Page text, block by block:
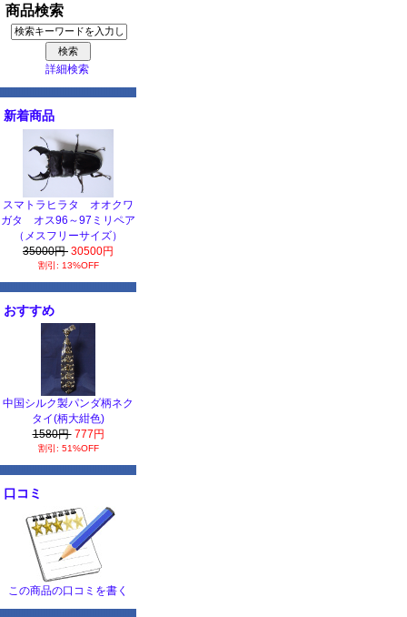
商品検索
詳細検索
新着商品
スマトラヒラタ オオクワ
ガタ オス96～97ミリペア
（メスフリーサイズ）
35000円 30500円
割引: 13%OFF
おすすめ
中国シルク製パンダ柄ネク
タイ(柄大紺色)
1580円 777円
割引: 51%OFF
口コミ
この商品の口コミを書く